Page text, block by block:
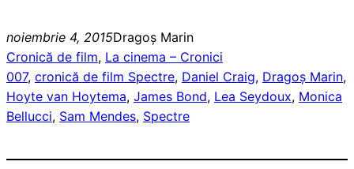
noiembrie 4, 2015Dragoş Marin
Cronică de film, La cinema – Cronici
007, cronică de film Spectre, Daniel Craig, Dragoş Marin
Hoyte van Hoytema, James Bond, Lea Seydoux, Monica
Bellucci, Sam Mendes, Spectre